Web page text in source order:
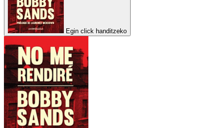
Egin click handitzeko